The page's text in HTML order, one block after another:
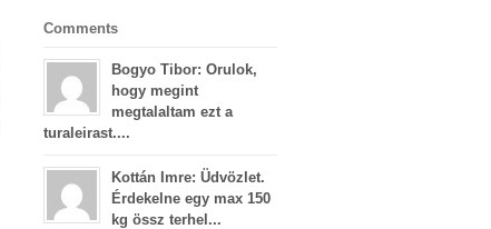
Comments
Bogyo Tibor: Orulok,
hogy megint
megtalaltam ezt a
turaleirast....
Kottán Imre: Üdvözlet.
Érdekelne egy max 150
kg össz terhel...